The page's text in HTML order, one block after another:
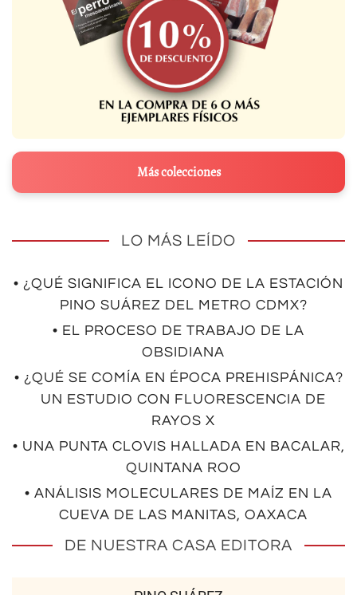
Más colecciones
LO MÁS LEÍDO
• ¿QUÉ SIGNIFICA EL ICONO DE LA ESTACIÓN
PINO SUÁREZ DEL METRO CDMX?
• EL PROCESO DE TRABAJO DE LA
OBSIDIANA
• ¿QUÉ SE COMÍA EN ÉPOCA PREHISPÁNICA?
UN ESTUDIO CON FLUORESCENCIA DE
RAYOS X
• UNA PUNTA CLOVIS HALLADA EN BACALAR,
QUINTANA ROO
• ANÁLISIS MOLECULARES DE MAÍZ EN LA
CUEVA DE LAS MANITAS, OAXACA
DE NUESTRA CASA EDITORA